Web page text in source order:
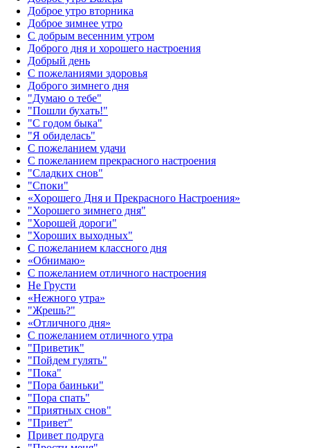
Доброе утро вторника
Доброе зимнее утро
С добрым весенним утром
Доброго дня и хорошего настроения
Добрый день
С пожеланиями здоровья
Доброго зимнего дня
"Думаю о тебе"
"Пошли бухать!"
"С годом быка"
"Я обиделась"
С пожеланием удачи
С пожеланием прекрасного настроения
"Сладких снов"
"Споки"
«Хорошего Дня и Прекрасного Настроения»
"Хорошего зимнего дня"
"Хорошей дороги"
"Хороших выходных"
С пожеланием классного дня
«Обнимаю»
С пожеланием отличного настроения
Не Грусти
«Нежного утра»‎
"Жрешь?"
«Отличного дня»‎
С пожеланием отличного утра
"Приветик"
"Пойдем гулять"
"Пока"
"Пора баиньки"
"Пора спать"
"Приятных снов"
"Привет"
Привет подруга